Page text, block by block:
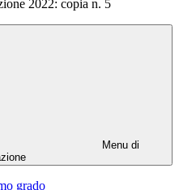
2022: copia n. 5
Menu di
grado